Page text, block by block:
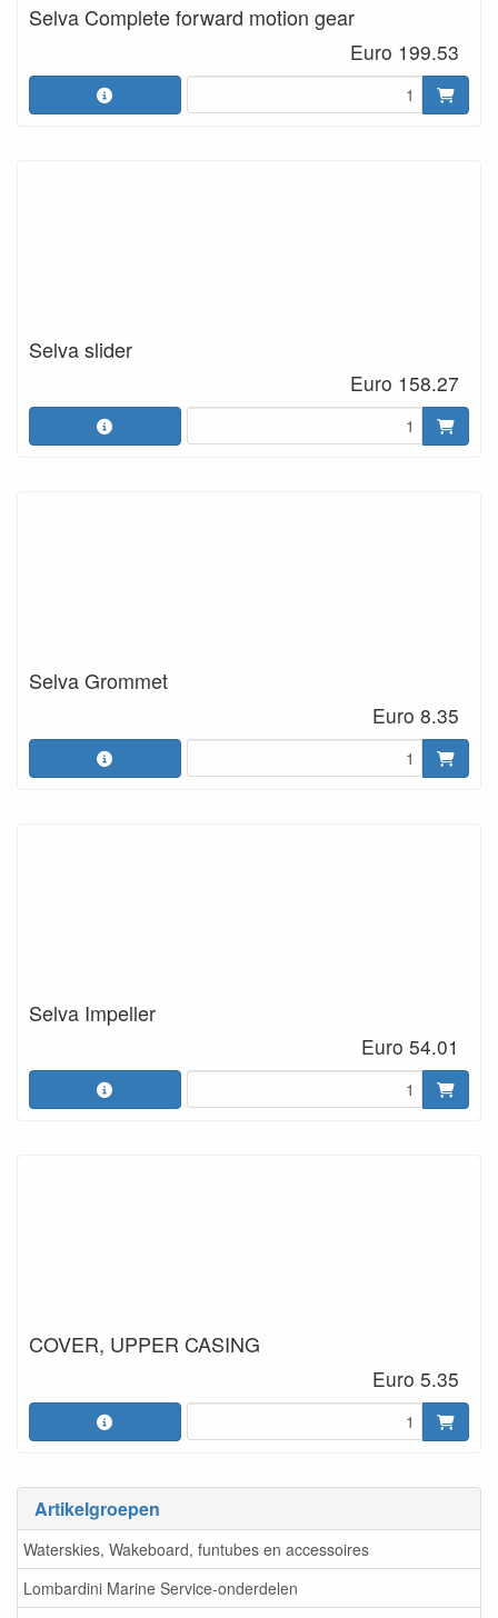
Artikelgroepen
Waterskies, Wakeboard, funtubes en accessoires
Lombardini Marine Service-onderdelen
Selva Complete forward motion gear
Euro 199.53
Selva slider
Euro 158.27
Selva Grommet
Euro 8.35
Selva Impeller
Euro 54.01
COVER, UPPER CASING
Euro 5.35